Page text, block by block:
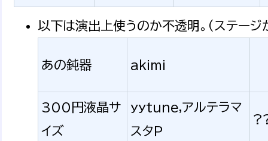
以下は演出上使うのか不透明。（ステー
あの鈍器 akimi
300円液晶サ
イズ
yytune,アルテラマ
スタP